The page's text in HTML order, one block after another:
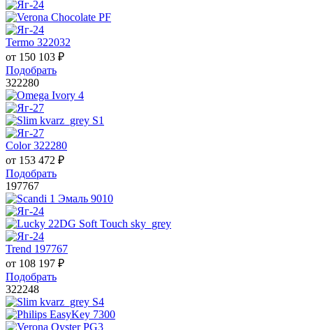
Termo 322032
от 150 103 ₽
Подобрать
322280
Color 322280
от 153 472 ₽
Подобрать
197767
Trend 197767
от 108 197 ₽
Подобрать
322248